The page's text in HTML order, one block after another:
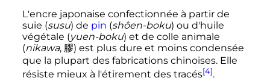
L'encre japonaise confectionnée à partir de
suie (susu) de pin (shôen-boku) ou d'huile
végétale (yuen-boku) et de colle animale
(nikawa, 膠) est plus dure et moins condensée
que la plupart des fabrications chinoises. Elle
résiste mieux à l'étirement des tracés[4].